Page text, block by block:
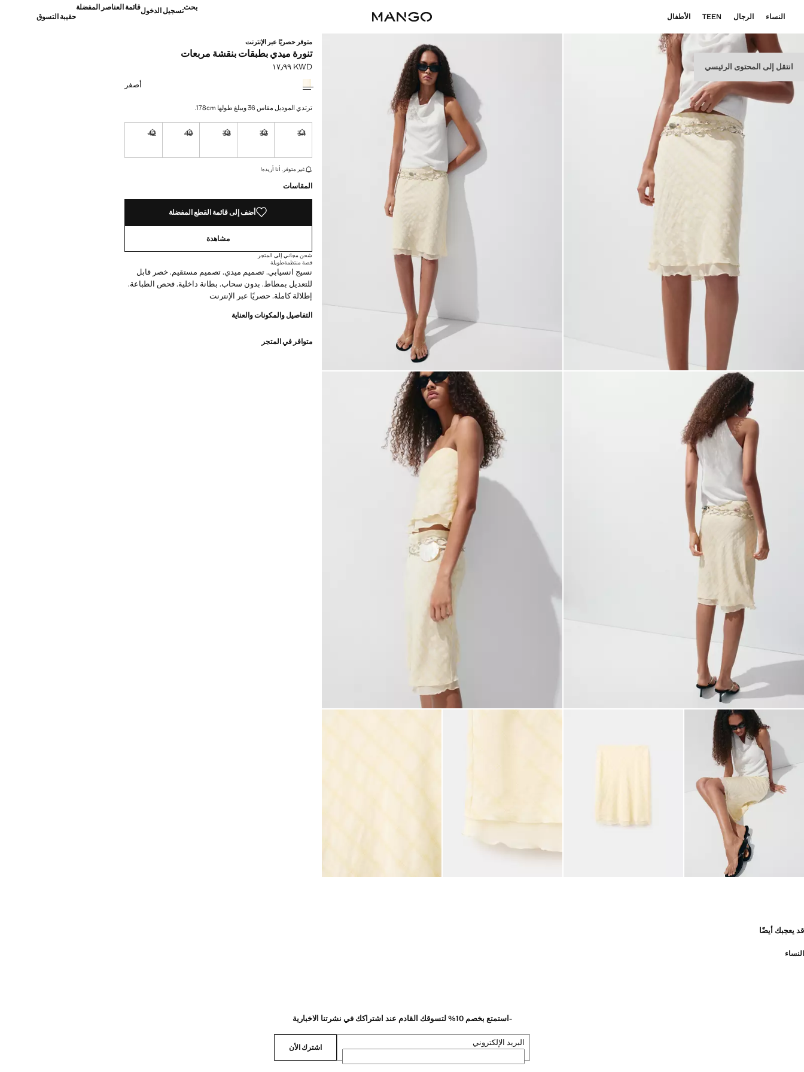
انتقل إلى المحتوى الرئيسي
النساء الرجال TEEN الأطفال
بحثتسجيل الدخولقائمة العناصر المفضلة
حقيبة التسوق
متوفر حصريًا عبر الإنترنت
تنورة ميدي بطبقات بنقشة مربعات
السعر الحالي [KWD ١٧٫٩٩ ]
KWD ١٧٫٩٩
حدد اللون
أصفر
ترتدي الموديل مقاس 36 ويبلغ طولها 178cm.
34
36
38
40
42
القطع الأخيرة!
غير متوفر. أنا أريده!
المقاسات
أضف إلى قائمة القطع المفضلة
مشاهدة
شحن مجاني إلى المتجر
قصة منتظمةطويلة
نسيج انسيابي. تصميم ميدي. تصميم مستقيم. خصر قابل
للتعديل بمطاط. بدون سحاب. بطانة داخلية. فحص الطباعة.
إطلالة كاملة. حصريًا عبر الإنترنت
التفاصيل والمكونات والعناية
متوافر في المتجر
قد يعجبك أيضًا
النساء
-استمتع بخصم 10% لتسوقك القادم عند اشتراكك في نشرتنا الاخبارية
البريد الإلكتروني اشترك الأن